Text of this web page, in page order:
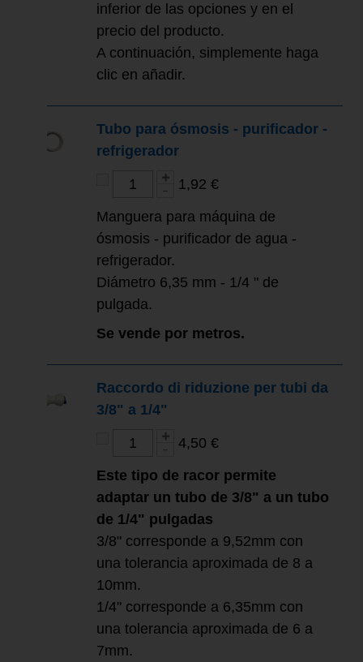
inferior de las opciones y en el
precio del producto.
A continuación, simplemente haga
clic en añadir.
Tubo para ósmosis - purificador -
refrigerador
1,92 €
Manguera para máquina de
ósmosis - purificador de agua -
refrigerador.
Diámetro 6,35 mm - 1/4 " de
pulgada.
Se vende por metros.
Raccordo di riduzione per tubi da
3/8" a 1/4"
4,50 €
Este tipo de racor permite
adaptar un tubo de 3/8" a un tubo
de 1/4" pulgadas
3/8" corresponde a 9,52mm con
una tolerancia aproximada de 8 a
10mm.
1/4" corresponde a 6,35mm con
una tolerancia aproximada de 6 a
7mm.